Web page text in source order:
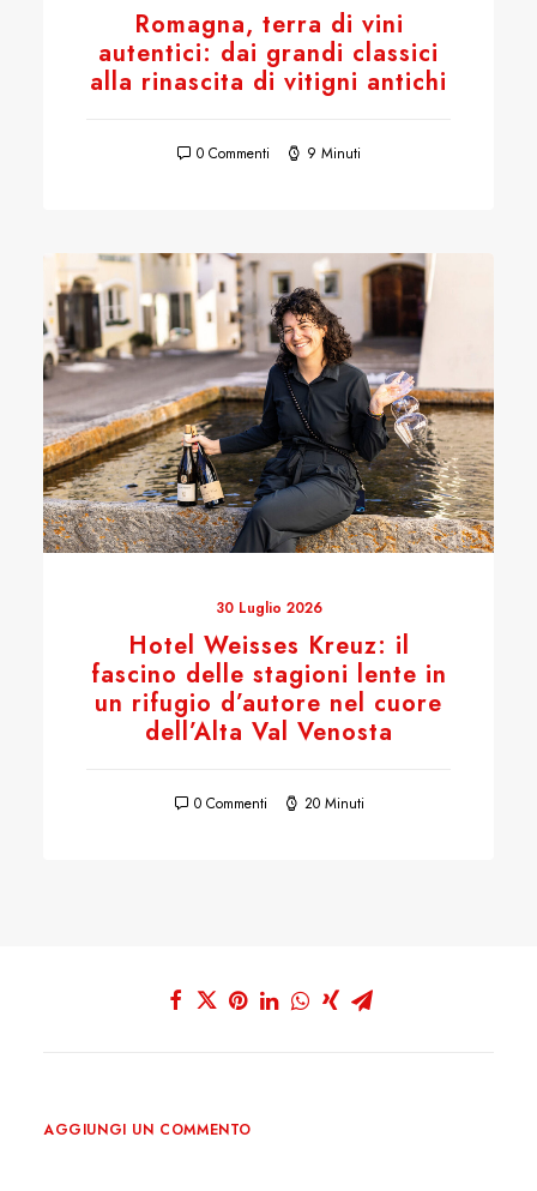
Romagna, terra di vini
autentici: dai grandi classici
alla rinascita di vitigni antichi
0 Commenti 9 Minuti
30 Luglio 2026
Hotel Weisses Kreuz: il
fascino delle stagioni lente in
un rifugio d’autore nel cuore
dell’Alta Val Venosta
0 Commenti 20 Minuti
AGGIUNGI UN COMMENTO